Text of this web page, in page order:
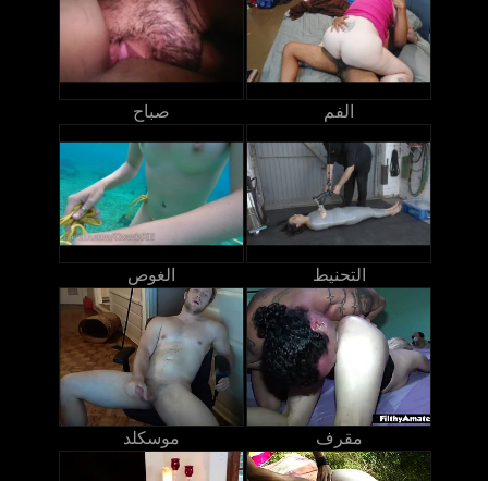
صباح الفم
الغوص التحنيط
موسكلد مقرف